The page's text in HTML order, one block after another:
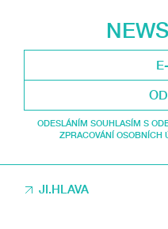
ODESLÁNÍM SOUHLASÍM S
ZPRACOVÁNÍ OSOBNÍCH
JI.HLAVA